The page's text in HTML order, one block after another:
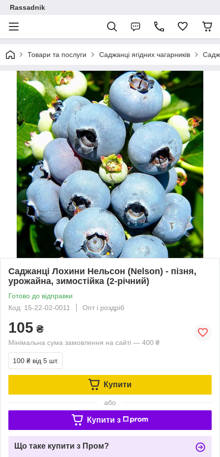
Rassadnik
Товари та послуги Саджанці ягідних чагарників
Саджанці Лохини Нельсон (Nelson) - пізня,
урожайна, зимостійка (2-річний)
Готово до відправки
Код: 15-22-02-0011
Опт і роздріб
105 ₴
Мінімальна сума замовлення на сайті — 400 ₴
100 ₴ від 5 шт.
Купити
або
Купити з
Що таке купити з Пром?